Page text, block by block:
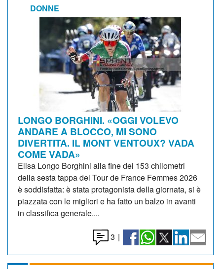
DONNE
LONGO BORGHINI. «OGGI VOLEVO
ANDARE A BLOCCO, MI SONO
DIVERTITA. IL MONT VENTOUX? VADA
COME VADA»
Elisa Longo Borghini alla fine dei 153 chilometri
della sesta tappa del Tour de France Femmes 2026
è soddisfatta: è stata protagonista della giornata, si è
piazzata con le migliori e ha fatto un balzo in avanti
in classifica generale....
3 |